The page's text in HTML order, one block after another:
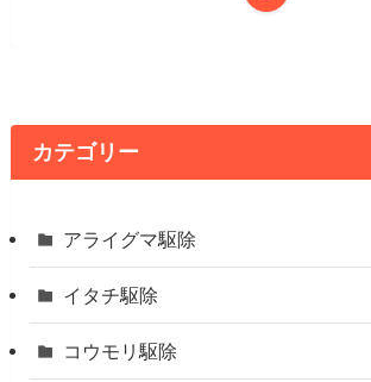
カテゴリー
アライグマ駆除
イタチ駆除
コウモリ駆除